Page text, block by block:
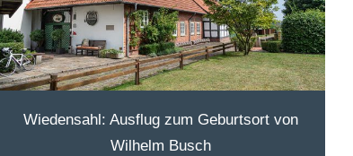
Wiedensahl: Ausflug zum Geburtsort von
Wilhelm Busch